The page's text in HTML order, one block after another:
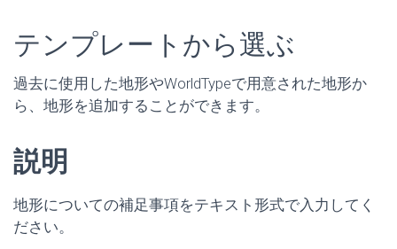
テンプレートから選ぶ
過去に使用した地形やWorldTypeで用意された地形か
ら、地形を追加することができます。
説明
地形についての補足事項をテキスト形式で入力してく
ださい。